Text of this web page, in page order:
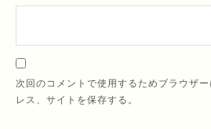
次回のコメントで使用するためブラウザ
レス、サイトを保存する。